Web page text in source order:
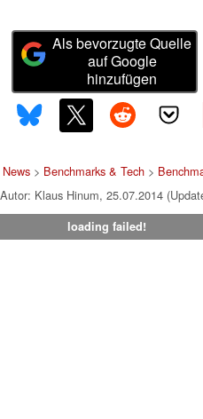
Als bevorzugte Quelle
auf Google
hinzufügen
> Benchmarks & Tech >
Autor: Klaus Hinum, 25.07.2014
loading failed!